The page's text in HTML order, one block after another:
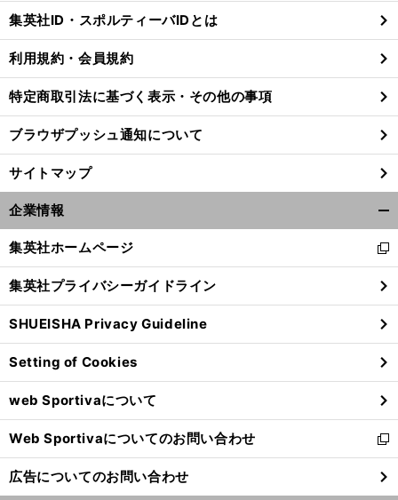
る
集英社ID・スポルティーバIDとは
利用規約・会員規約
特定商取引法に基づく表示・その他の事項
ブラウザプッシュ通知について
サイトマップ
企業情報
閉
る
集英社ホームページ
新
し
い
ウ
ィ
ン
ド
ウ
で
開
く
集英社プライバシーガイドライン
SHUEISHA Privacy Guideline
Setting of Cookies
web Sportivaについて
Web Sportivaについてのお問い合わせ
新
し
い
広告についてのお問い合わせ